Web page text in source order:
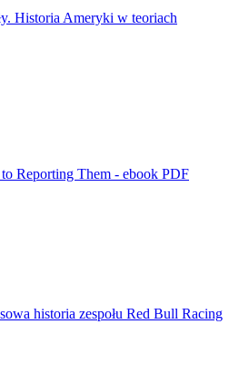
Historia Ameryki w teoriach
Reporting Them - ebook PDF
historia zespołu Red Bull Racing